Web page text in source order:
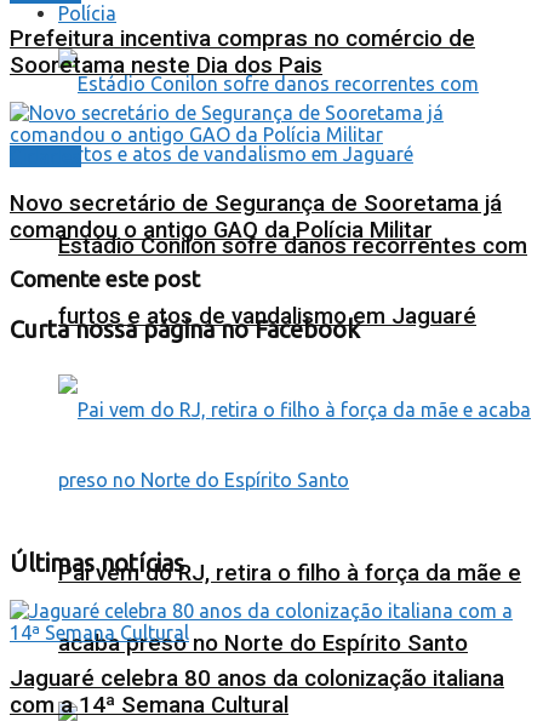
Polícia
Estádio Conilon sofre danos recorrentes com
furtos e atos de vandalismo em Jaguaré
Pai vem do RJ, retira o filho à força da mãe e
acaba preso no Norte do Espírito Santo
Prefeitura incentiva compras no comércio de
Sooretama neste Dia dos Pais
Novo secretário de Segurança de Sooretama já
comandou o antigo GAO da Polícia Militar
Comente este post
Curta nossa página no Facebook
Últimas notícias
Jaguaré celebra 80 anos da colonização italiana
com a 14ª Semana Cultural